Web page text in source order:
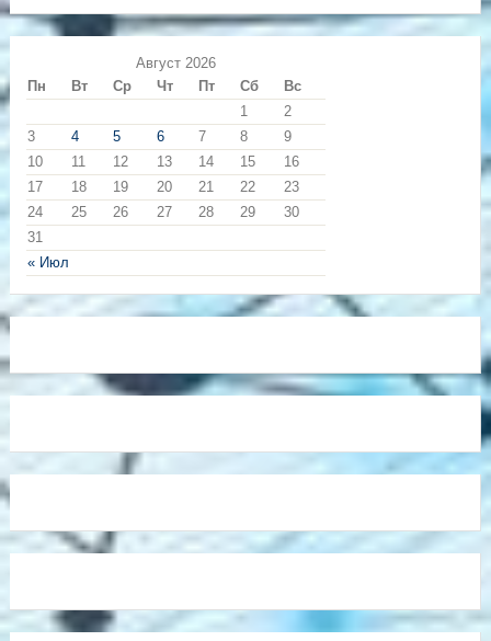
Август 2026
Пн
Вт Ср Чт Пт Сб Вс
« Июл
1
2
3
4 5 6 7 8
9
10
11 12 13 14 15
16
17
18 19 20 21 22
23
24
25 26 27 28 29
30
31